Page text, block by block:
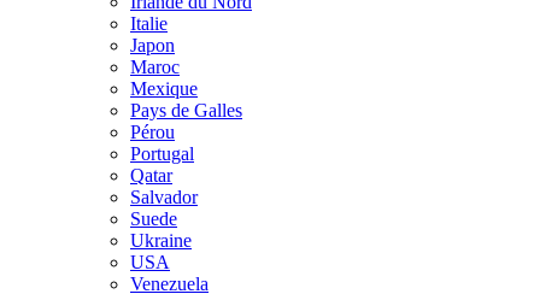
Italie
Japon
Maroc
Mexique
Pays de Galles
Pérou
Portugal
Qatar
Salvador
Suede
Ukraine
USA
Venezuela